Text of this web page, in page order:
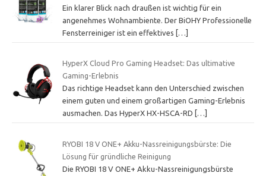
Ein klarer Blick nach draußen ist wichtig für ein
angenehmes Wohnambiente. Der BiOHY Professionelle
Fensterreiniger ist ein effektives […]
HyperX Cloud Pro Gaming Headset: Das ultimative
Gaming-Erlebnis
Das richtige Headset kann den Unterschied zwischen
einem guten und einem großartigen Gaming-Erlebnis
ausmachen. Das HyperX HX-HSCA-RD
[…]
RYOBI 18 V ONE+ Akku-Nassreinigungsbürste: Die
Lösung für gründliche Reinigung
Die RYOBI 18 V ONE+ Akku-Nassreinigungsbürste